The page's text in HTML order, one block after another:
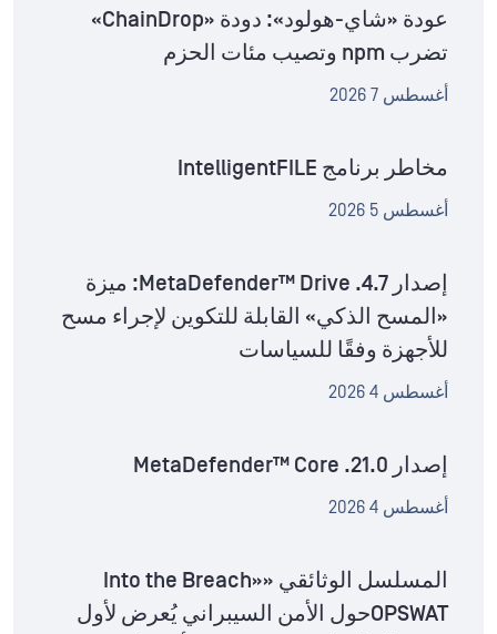
عودة «شاي-هولود»: دودة «ChainDrop»
تضرب npm وتصيب مئات الحزم
أغسطس 7 2026
مخاطر برنامج IntelligentFILE
أغسطس 5 2026
إصدار MetaDefender™ Drive .4.7: ميزة
«المسح الذكي» القابلة للتكوين لإجراء مسح
للأجهزة وفقًا للسياسات
أغسطس 4 2026
إصدار MetaDefender™ Core .21.0
أغسطس 4 2026
المسلسل الوثائقي «Into the Breach»
OPSWATحول الأمن السيبراني يُعرض لأول